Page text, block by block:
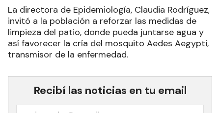
La directora de Epidemiología, Claudia Rodríguez,
invitó a la población a reforzar las medidas de
limpieza del patio, donde pueda juntarse agua y
así favorecer la cría del mosquito Aedes Aegypti,
transmisor de la enfermedad.
Recibí las noticias en tu email